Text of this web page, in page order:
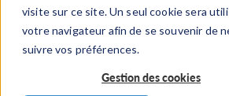
visite sur ce site. Un seul cookie sera
votre navigateur afin de se souvenir de
suivre vos préférences.
Gestion des cookies
Bénéfices:
Modifier les informations de
Contacter le support technique